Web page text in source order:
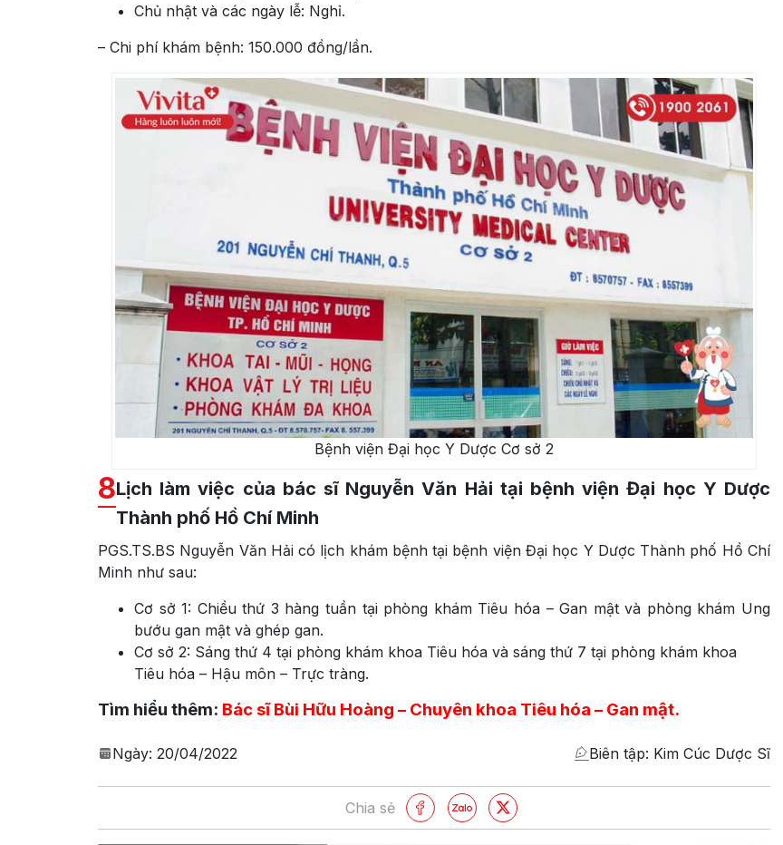
Chủ nhật và các ngày lễ: Nghỉ.
– Chi phí khám bệnh: 150.000 đồng/lần.
Bệnh viện Đại học Y Dược Cơ sở 2
8Lịch làm việc của bác sĩ Nguyễn Văn Hải tại bệnh viện Đại học Y Dược
Thành phố Hồ Chí Minh
PGS.TS.BS Nguyễn Văn Hải có lịch khám bệnh tại bệnh viện Đại học Y Dược Thành phố Hồ Chí
Minh như sau:
Cơ sở 1: Chiều thứ 3 hàng tuần tại phòng khám Tiêu hóa – Gan mật và phòng khám Ung
bướu gan mật và ghép gan.
Cơ sở 2: Sáng thứ 4 tại phòng khám khoa Tiêu hóa và sáng thứ 7 tại phòng khám khoa
Tiêu hóa – Hậu môn – Trực tràng.
Tìm hiểu thêm: Bác sĩ Bùi Hữu Hoàng – Chuyên khoa Tiêu hóa – Gan mật.
Ngày: 20/04/2022 Biên tập: Kim Cúc Dược Sĩ
Chia sẻ